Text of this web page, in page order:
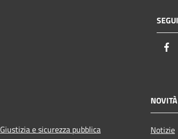
Giustizia e sicurezza pubblica
NOVITÀ
Notizie